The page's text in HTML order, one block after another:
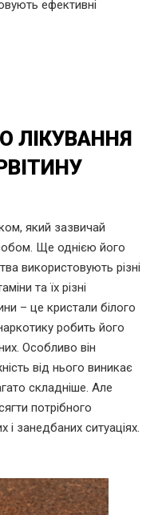
ефективні
ЛІКУВАННЯ
який зазвичай
Ще однією його
використовують різні
та їх різні
– це кристали білого
робить його
Особливо він
від нього виникає
складніше. Але
потрібного
і занедбаних ситуаціях.